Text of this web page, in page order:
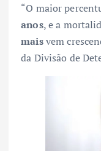
“O maior
anos, e a
maisvem
da Divisão de